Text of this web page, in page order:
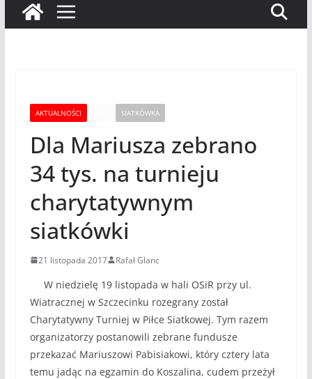
AKTUALNOŚCI SIATKÓWKA
Dla Mariusza zebrano
34 tys. na turnieju
charytatywnym
siatkówki
21 listopada 2017 Rafał Glanc
W niedzielę 19 listopada w hali OSiR przy ul.
Wiatracznej w Szczecinku rozegrany został
Charytatywny Turniej w Piłce Siatkowej. Tym razem
organizatorzy postanowili zebrane fundusze
przekazać Mariuszowi Pabisiakowi, który cztery lata
temu jadąc na egzamin do Koszalina, cudem przeżył